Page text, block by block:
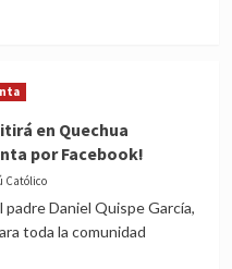
en Quechua
por Facebook!
Católico
Daniel Quispe García,
toda la comunidad